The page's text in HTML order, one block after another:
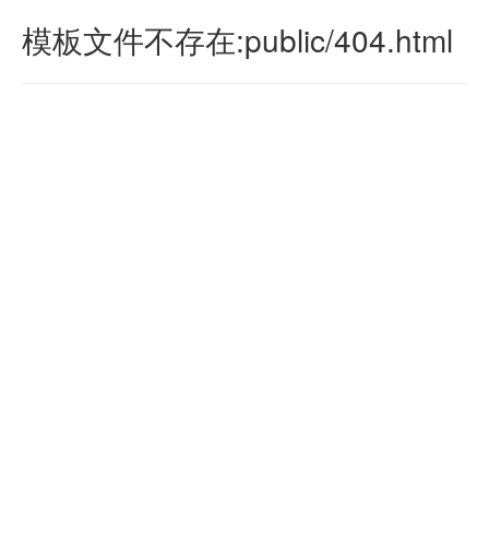
模板文件不存在:public/404.html